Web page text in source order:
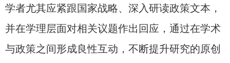
学者尤其应紧跟国家战略、深入研读政策文本，
并在学理层面对相关议题作出回应，通过在学术
与政策之间形成良性互动，不断提升研究的原创